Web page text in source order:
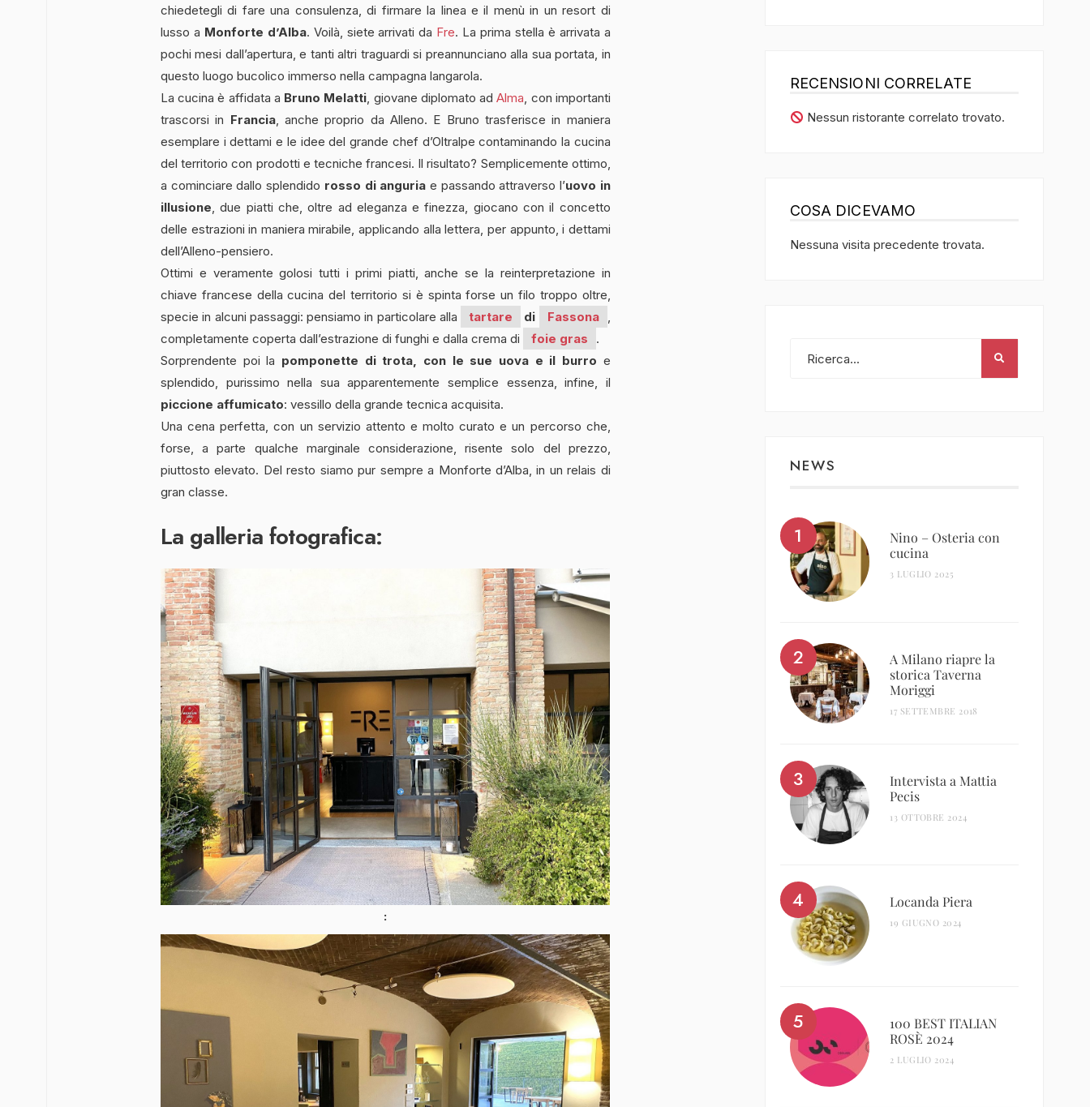
chiedetegli di fare una consulenza, di firmare la linea e il menù in un resort di
lusso a Monforte d’Alba. Voilà, siete arrivati da Fre. La prima stella è arrivata a
pochi mesi dall’apertura, e tanti altri traguardi si preannunciano alla sua portata, in
questo luogo bucolico immerso nella campagna langarola.
La cucina è affidata a Bruno Melatti , giovane diplomato adAlma , con importanti
trascorsi in Francia, anche proprio da Alleno. E Bruno trasferisce in maniera
esemplare i dettami e le idee del grande chef d’Oltralpe contaminando la cucina
del territorio con prodotti e tecniche francesi. Il risultato? Semplicemente ottimo,
a cominciare dallo splendido rosso di anguria e passando attraverso l’uovo in
illusione , due piatti che, oltre ad eleganza e finezza, giocano con il concetto
delle estrazioni in maniera mirabile, applicando alla lettera, per appunto, i dettami
dell’Alleno-pensiero.
Ottimi e veramente golosi tutti i primi piatti, anche se la reinterpretazione in
chiave francese della cucina del territorio si è spinta forse un filo troppo oltre,
specie in alcuni passaggi: pensiamo in particolare alla
tartare di Fassona
completamente coperta dall’estrazione di funghi e dalla crema di
foie gras
.
Sorprendente poi la pomponette di trota, con le sue uova e il burro e
splendido, purissimo nella sua apparentemente semplice essenza, infine, il
piccione affumicato: vessillo della grande tecnica acquisita.
Una cena perfetta, con un servizio attento e molto curato e un percorso che,
forse, a parte qualche marginale considerazione, risente solo del prezzo,
piuttosto elevato. Del resto siamo pur sempre a Monforte d’Alba, in un relais di
gran classe.
La galleria fotografica:
RECENSIONI CORRELATE
Nessun ristorante correlato trovato.
COSA DICEVAMO
Nessuna visita precedente trovata.
NEWS
Nino – Osteria con
cucina
3 LUGLIO 2025
A Milano riapre la
storica Taverna
Moriggi
17 SETTEMBRE 2018
Intervista a Mattia
Pecis
13 OTTOBRE 2024
Locanda Piera
19 GIUGNO 2024
100 BEST ITALIAN
ROSÈ 2024
2 LUGLIO 2024